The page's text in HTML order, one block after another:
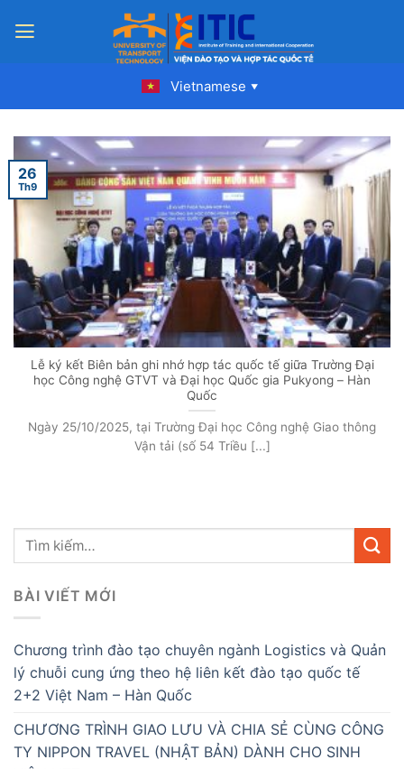
Vietnamese ▼
Lễ ký kết Biên bản ghi nhớ hợp tác quốc tế giữa Trường Đại
học Công nghệ GTVT và Đại học Quốc gia Pukyong – Hàn
Quốc
Ngày 25/10/2025, tại Trường Đại học Công nghệ Giao thông
Vận tải (số 54 Triều [...]
26
Th9
BÀI VIẾT MỚI
Chương trình đào tạo chuyên ngành Logistics và Quản
lý chuỗi cung ứng theo hệ liên kết đào tạo quốc tế
2+2 Việt Nam – Hàn Quốc
CHƯƠNG TRÌNH GIAO LƯU VÀ CHIA SẺ CÙNG CÔNG
TY NIPPON TRAVEL (NHẬT BẢN) DÀNH CHO SINH